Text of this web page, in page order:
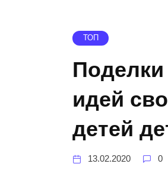
ТОП
идей
детей
13.02.2020 0